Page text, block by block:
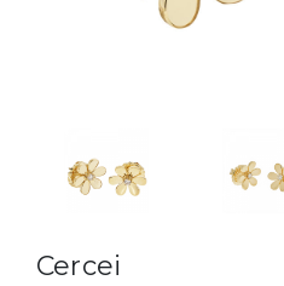
BIJUTERII COPII
Cercei
Cercei